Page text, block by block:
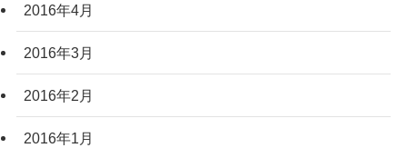
2016年4月
2016年3月
2016年2月
2016年1月